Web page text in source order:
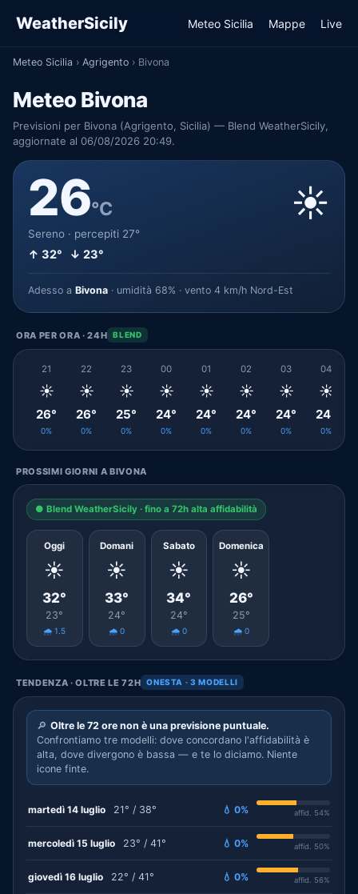
WeatherSicily Meteo Sicilia Mappe Live
Meteo Sicilia › Agrigento › Bivona
Meteo Bivona
Previsioni per Bivona (Agrigento, Sicilia) — Blend WeatherSicily,
aggiornate al 06/08/2026 20:49.
26°C
Sereno · percepiti 27°
↑ 32° ↓ 23°
☀️
Adesso a Bivona · umidità 68% · vento 4 km/h Nord-Est
ORA PER ORA · 24H BLEND
21
☀️
26°
0%
22
☀️
26°
0%
23
☀️
25°
0%
00
☀️
24°
0%
01
☀️
24°
0%
02
☀️
24°
0%
03
☀️
24°
0%
04
☀️
24°
0%
PROSSIMI GIORNI A BIVONA
● Blend WeatherSicily · fino a 72h alta affidabilità
Oggi
☀️
32°
23°
🌧️ 1.5
Domani
☀️
33°
24°
🌧️ 0
Sabato
☀️
34°
24°
🌧️ 0
Domenica
☀️
26°
25°
🌧️ 0
TENDENZA · OLTRE LE 72H ONESTA · 3 MODELLI
🔎 Oltre le 72 ore non è una previsione puntuale.
Confrontiamo tre modelli: dove concordano l'affidabilità è
alta, dove divergono è bassa — e te lo diciamo. Niente
icone finte.
martedì 14 luglio 21° / 38° 💧 0% affid. 54%
mercoledì 15 luglio 23° / 41° 💧 0% affid. 50%
giovedì 16 luglio 22° / 41° 💧 0% affid. 56%